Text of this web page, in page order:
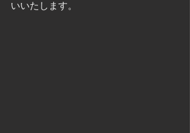
いいたします。